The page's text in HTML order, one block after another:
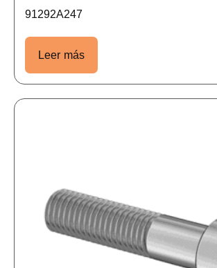
91292A247
Leer más